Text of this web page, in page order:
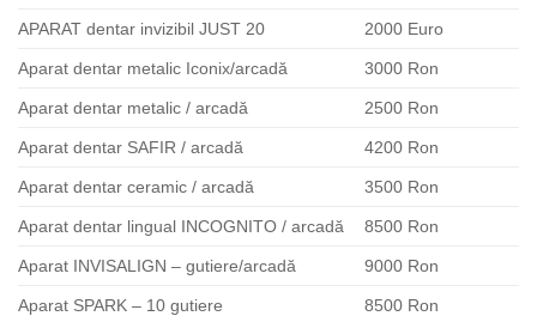
APARAT dentar invizibil JUST 20 2000 Euro
Aparat dentar metalic Iconix/arcadă 3000 Ron
Aparat dentar metalic / arcadă 2500 Ron
Aparat dentar SAFIR / arcadă 4200 Ron
Aparat dentar ceramic / arcadă 3500 Ron
Aparat dentar lingual INCOGNITO / arcadă 8500 Ron
Aparat INVISALIGN – gutiere/arcadă 9000 Ron
Aparat SPARK – 10 gutiere 8500 Ron